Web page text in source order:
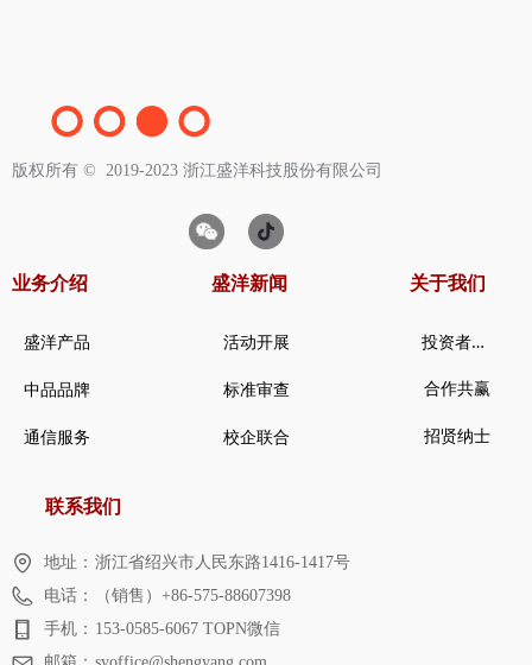
版权所有 ©  2019-2023 浙江盛洋科技股份有限公司
业务介绍
盛洋产品
中品品牌
通信服务
活动开展
标准审查
校企联合
盛洋新闻
投
资者关系
合作共赢
招贤纳士
关于我们
联系我们
地址： 浙江省绍兴市人民东路1416-1417号
电话：
（销售）+86-575-88607398
手机： 153-0585-6067 TOPN微信